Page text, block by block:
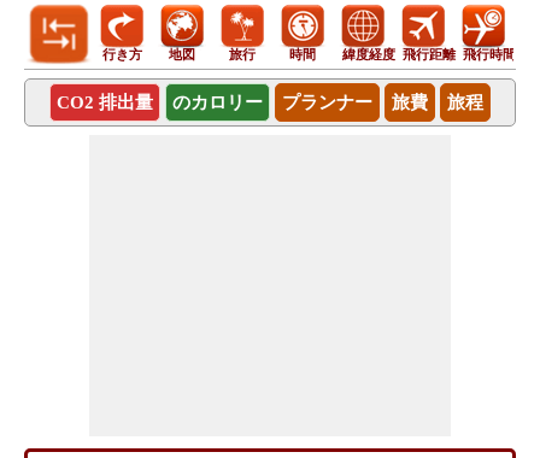
行き方 地図 旅行 時間 緯度経度 飛行距離 飛行時間
CO2 排出量 のカロリー プランナー 旅費 旅程